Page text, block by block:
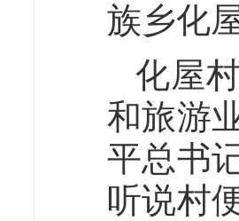
族乡化
化屋
和旅游
平总书
听说村